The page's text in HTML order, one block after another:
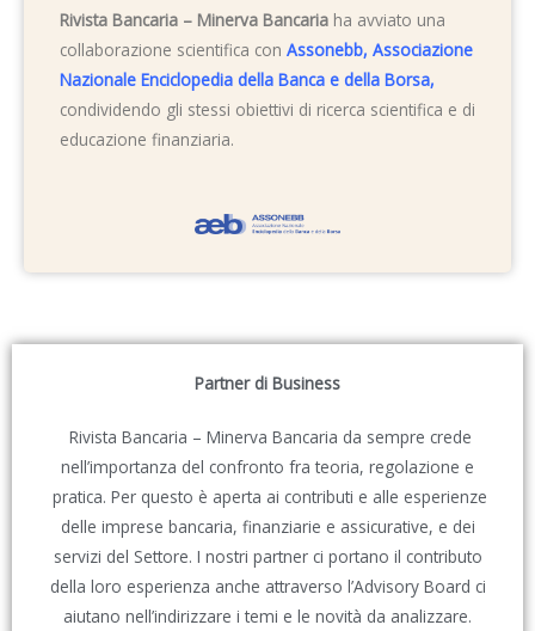
Rivista Bancaria – Minerva Bancaria ha avviato una
collaborazione scientifica con Assonebb, Associazione
Nazionale Enciclopedia della Banca e della Borsa,
condividendo gli stessi obiettivi di ricerca scientifica e di
educazione finanziaria.
Partner di Business
Rivista Bancaria – Minerva Bancaria da sempre crede
nell’importanza del confronto fra teoria, regolazione e
pratica. Per questo è aperta ai contributi e alle esperienze
delle imprese bancaria, finanziarie e assicurative, e dei
servizi del Settore. I nostri partner ci portano il contributo
della loro esperienza anche attraverso l’Advisory Board ci
aiutano nell’indirizzare i temi e le novità da analizzare.